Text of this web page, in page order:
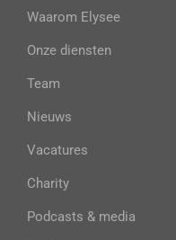
Waarom Elysee
Onze diensten
Team
Nieuws
Vacatures
Charity
Podcasts & media